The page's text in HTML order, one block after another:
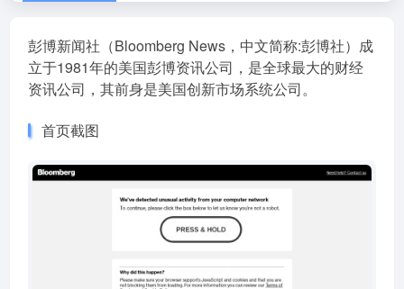
彭博新闻社（Bloomberg News，中文简称:彭博社）成
立于1981年的美国彭博资讯公司，是全球最大的财经
资讯公司，其前身是美国创新市场系统公司。
首页截图